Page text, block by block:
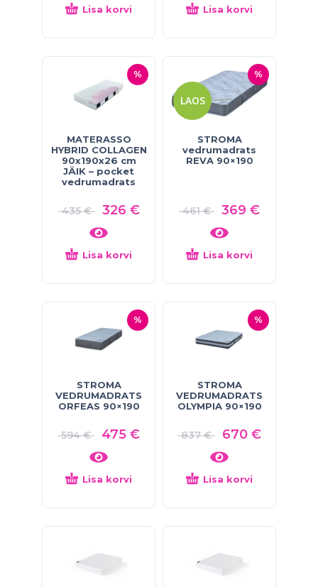
Lisa korvi Lisa korvi
%
MATERASSO
HYBRID COLLAGEN
90x190x26 cm
JÄIK – pocket
vedrumadrats
435€ 326 €
Lisa korvi
%
LAOS
STROMA
vedrumadrats
REVA 90×190
461€ 369 €
Lisa korvi
%
STROMA
VEDRUMADRATS
ORFEAS 90×190
594€ 475 €
Lisa korvi
%
STROMA
VEDRUMADRATS
OLYMPIA 90×190
837€ 670 €
Lisa korvi